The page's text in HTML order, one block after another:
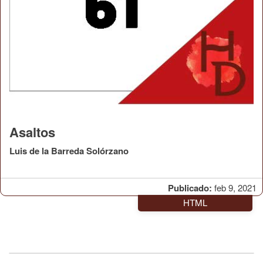
Publicado: feb 9, 2021
Asaltos
Luis de la Barreda Solórzano
HTML